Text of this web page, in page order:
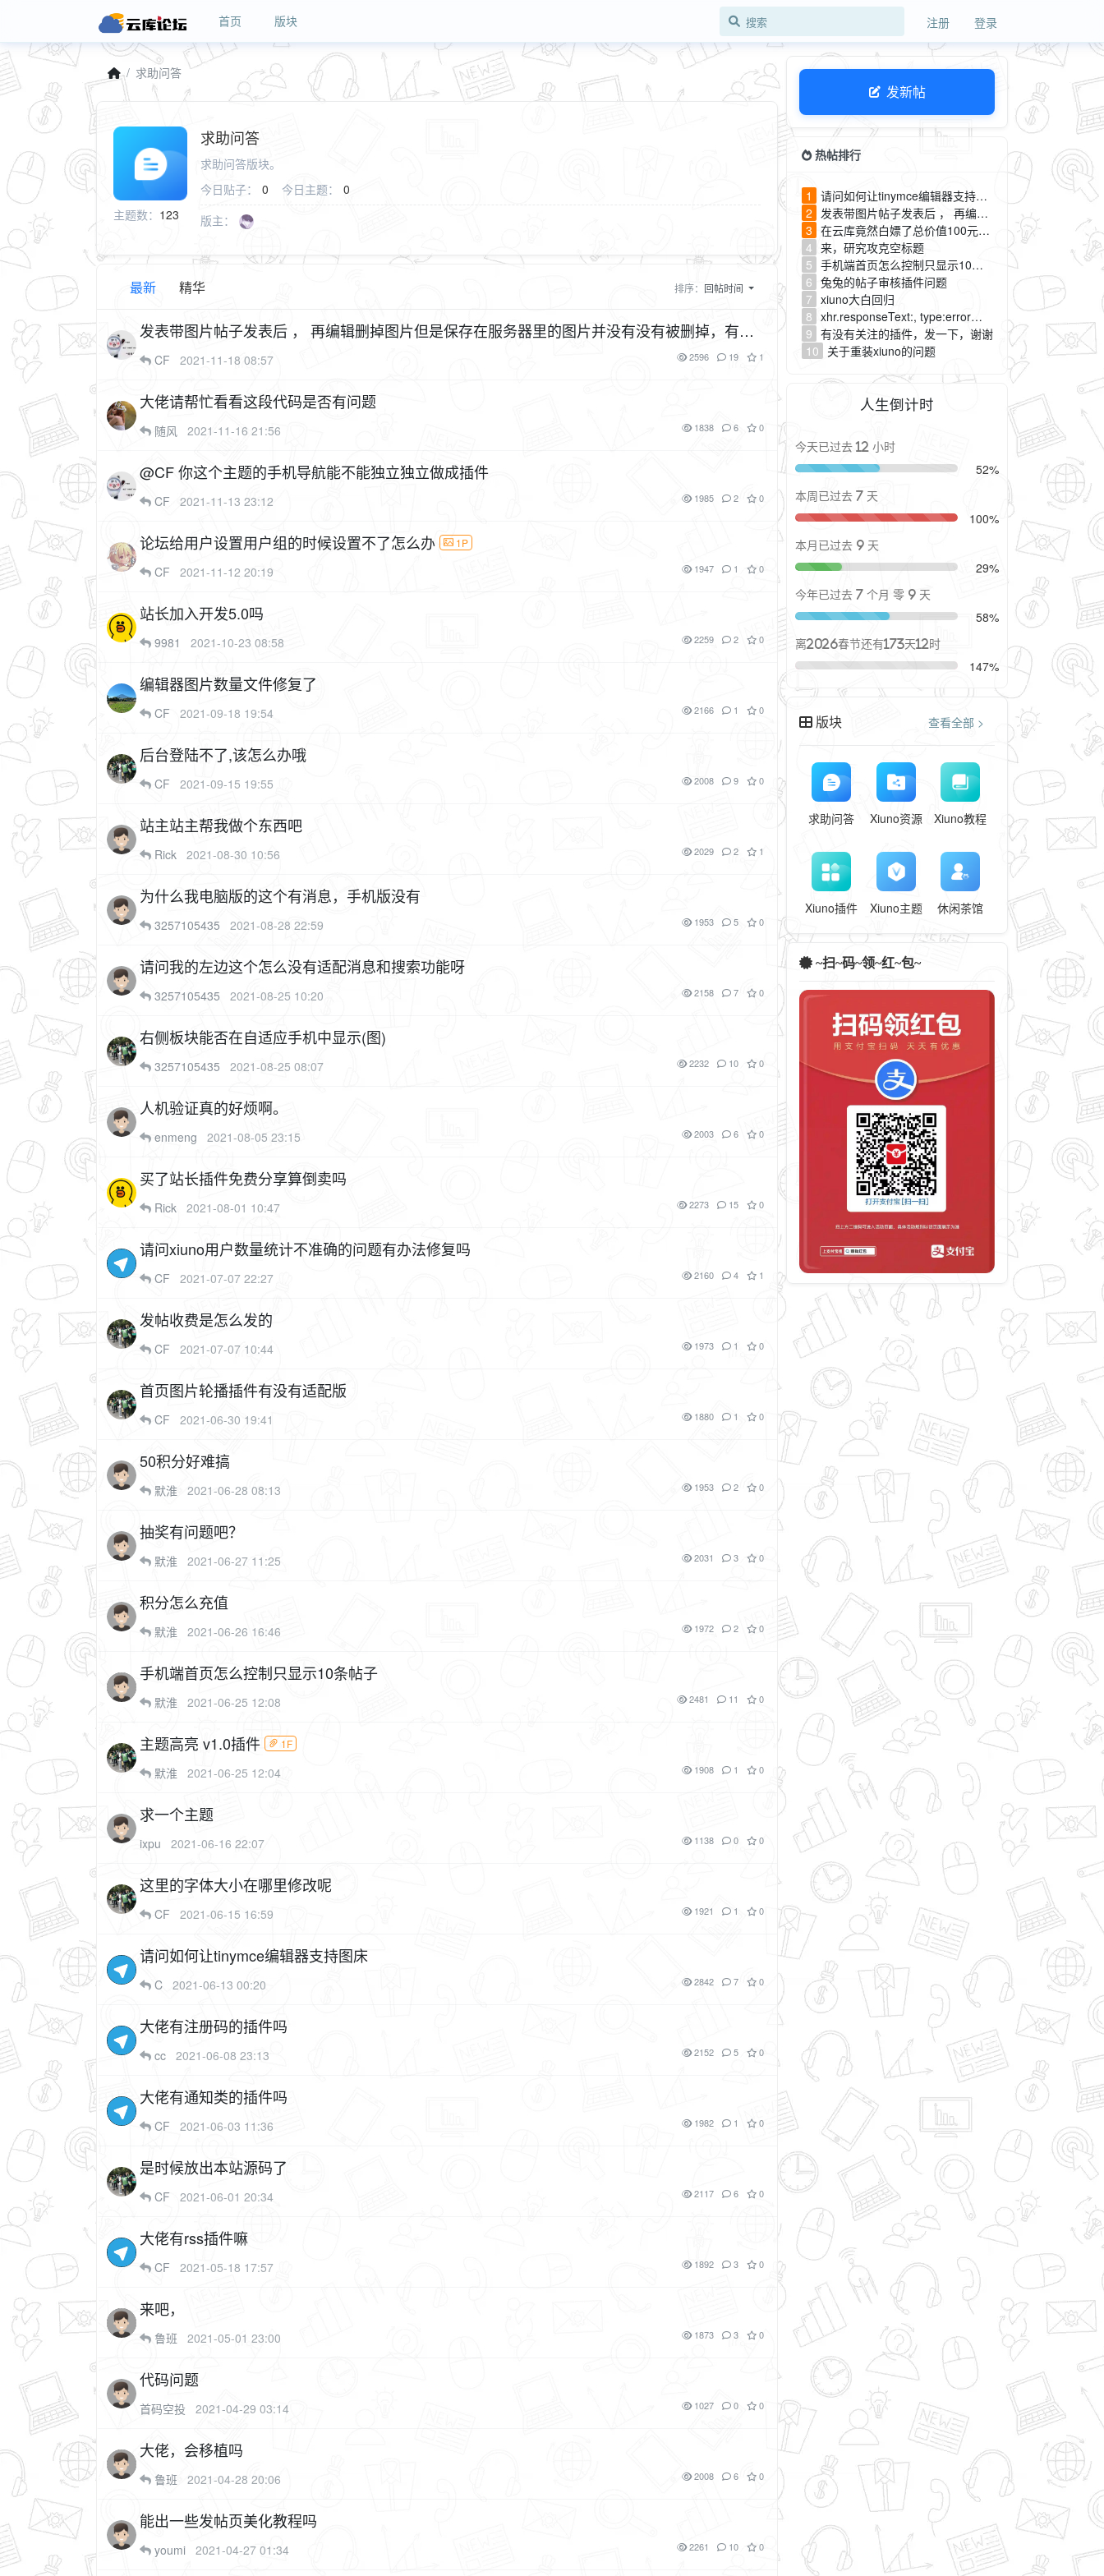
首页 版块 注册 登录
求助问答
主题数： 123
求助问答
求助问答版块。
今日贴子：
0 今日主题：
0
版主：
最新 精华 排序： 回帖时间
发表带图片帖子发表后 ， 再编辑删掉图片但是保存在服务器里的图片并没有没有被删掉，有没
有办法解决
CF 2021-11-18 08:57 2596 19 1
大佬请帮忙看看这段代码是否有问题
随风 2021-11-16 21:56 1838 6 0
@CF 你这个主题的手机导航能不能独立独立做成插件
CF 2021-11-13 23:12 1985 2 0
论坛给用户设置用户组的时候设置不了怎么办 1P
CF 2021-11-12 20:19 1947 1 0
站长加入开发5.0吗
9981 2021-10-23 08:58 2259 2 0
编辑器图片数量文件修复了
CF 2021-09-18 19:54 2166 1 0
后台登陆不了,该怎么办哦
CF 2021-09-15 19:55 2008 9 0
站主站主帮我做个东西吧
Rick 2021-08-30 10:56 2029 2 1
为什么我电脑版的这个有消息，手机版没有
3257105435 2021-08-28 22:59 1953 5 0
请问我的左边这个怎么没有适配消息和搜索功能呀
3257105435 2021-08-25 10:20 2158 7 0
右侧板块能否在自适应手机中显示(图)
3257105435 2021-08-25 08:07 2232 10 0
人机验证真的好烦啊。
enmeng 2021-08-05 23:15 2003 6 0
买了站长插件免费分享算倒卖吗
Rick 2021-08-01 10:47 2273 15 0
请问xiuno用户数量统计不准确的问题有办法修复吗
CF 2021-07-07 22:27 2160 4 1
发帖收费是怎么发的
CF 2021-07-07 10:44 1973 1 0
首页图片轮播插件有没有适配版
CF 2021-06-30 19:41 1880 1 0
50积分好难搞
默淮 2021-06-28 08:13 1953 2 0
抽奖有问题吧？
默淮 2021-06-27 11:25 2031 3 0
积分怎么充值
默淮 2021-06-26 16:46 1972 2 0
手机端首页怎么控制只显示10条帖子
默淮 2021-06-25 12:08 2481 11 0
主题高亮 v1.0插件 1F
默淮 2021-06-25 12:04 1908 1 0
求一个主题
ixpu 2021-06-16 22:07 1138 0 0
这里的字体大小在哪里修改呢
CF 2021-06-15 16:59 1921 1 0
请问如何让tinymce编辑器支持图床
C 2021-06-13 00:20 2842 7 0
大佬有注册码的插件吗
cc 2021-06-08 23:13 2152 5 0
大佬有通知类的插件吗
CF 2021-06-03 11:36 1982 1 0
是时候放出本站源码了
CF 2021-06-01 20:34 2117 6 0
大佬有rss插件嘛
CF 2021-05-18 17:57 1892 3 0
来吧，
鲁班 2021-05-01 23:00 1873 3 0
代码问题
首码空投 2021-04-29 03:14 1027 0 0
大佬，会移植吗
鲁班 2021-04-28 20:06 2008 6 0
能出一些发帖页美化教程吗
youmi 2021-04-27 01:34 2261 10 0
发新帖
热帖排行
1
请问如何让tinymce编辑器支持图床
2 发表带图片帖子发表后 ， 再编辑删掉图片但是保存在服务器里的图片并没有没有被删掉，有没有办法解决
3 在云库竟然白嫖了总价值100元？发给你们别告诉CF
4 来，研究攻克空标题
5 手机端首页怎么控制只显示10条帖子
6 兔兔的帖子审核插件问题
7 xiuno大白回归
8 xhr.responseText:, type:error求解决
9 有没有关注的插件，发一下，谢谢
10 关于重装xiuno的问题
人生倒计时
今天已过去 12 小时
52%
本周已过去 7 天
100%
本月已过去 9 天
29%
今年已过去 7 个月 零 9 天
58%
离2026春节还有173天12时
147%
版块 查看全部 >
求助问答 Xiuno资源 Xiuno教程
Xiuno插件 Xiuno主题 休闲茶馆
~扫~码~领~红~包~